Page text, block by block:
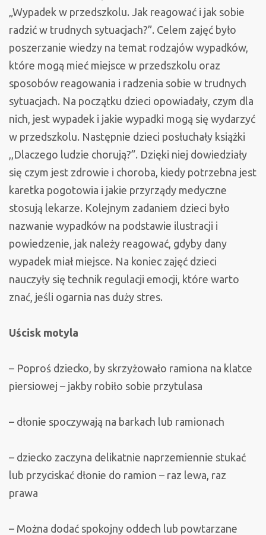
„Wypadek w przedszkolu. Jak reagować i jak sobie
radzić w trudnych sytuacjach?”. Celem zajęć było
poszerzanie wiedzy na temat rodzajów wypadków,
które mogą mieć miejsce w przedszkolu oraz
sposobów reagowania i radzenia sobie w trudnych
sytuacjach. Na początku dzieci opowiadały, czym dla
nich, jest wypadek i jakie wypadki mogą się wydarzyć
w przedszkolu. Następnie dzieci posłuchały książki
,,Dlaczego ludzie chorują?”. Dzięki niej dowiedziały
się czym jest zdrowie i choroba, kiedy potrzebna jest
karetka pogotowia i jakie przyrządy medyczne
stosują lekarze. Kolejnym zadaniem dzieci było
nazwanie wypadków na podstawie ilustracji i
powiedzenie, jak należy reagować, gdyby dany
wypadek miał miejsce. Na koniec zajęć dzieci
nauczyły się technik regulacji emocji, które warto
znać, jeśli ogarnia nas duży stres.
Uścisk motyla
– Poproś dziecko, by skrzyżowało ramiona na klatce
piersiowej – jakby robiło sobie przytulasa
– dłonie spoczywają na barkach lub ramionach
– dziecko zaczyna delikatnie naprzemiennie stukać
lub przyciskać dłonie do ramion – raz lewa, raz
prawa
– Można dodać spokojny oddech lub powtarzane